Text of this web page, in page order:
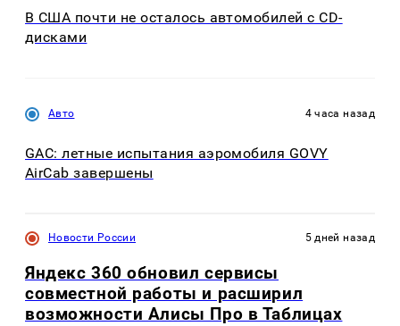
В США почти не осталось автомобилей с CD-
дисками
Авто 4 часа назад
GAC: летные испытания аэромобиля GOVY
AirCab завершены
Новости России 5 дней назад
Яндекс 360 обновил сервисы
совместной работы и расширил
возможности Алисы Про в Таблицах